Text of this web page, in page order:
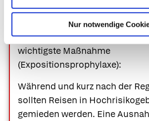
Nur notwendige
Expositionsprophylaxe.Um
vorzubeugen gilt das
Verhindern von
wichtigste Maßnahme
(Expositionsprophylaxe):
Während und kurz nach der
sollten Reisen in
gemieden werden. Eine